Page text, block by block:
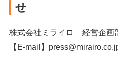
せ
株式会社ミライロ 経営企
【E-mail】